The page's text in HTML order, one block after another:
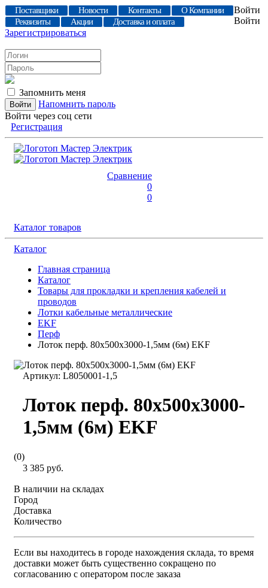
Поставщики Новости Контакты
О Компании
Реквизиты
Акции Доставка и оплата
Войти
Войти
Зарегистрироваться
Запомнить меня
Напомнить пароль
Войти через соц сети
Регистрация
Сравнение
0
0
Каталог товаров
Каталог
Главная страница
Каталог
Товары для прокладки и крепления кабелей и
проводов
Лотки кабельные металлические
EKF
Перф
Лоток перф. 80х500x3000-1,5мм (6м) EKF
Артикул: L8050001-1,5
Лоток перф. 80х500x3000-
1,5мм (6м) EKF
(0)
3 385 руб.
В наличии на складах
Город
Доставка
Количество
Если вы находитесь в городе нахождения склада, то время
доставки может быть существенно сокращено по
согласованию с оператором после заказа